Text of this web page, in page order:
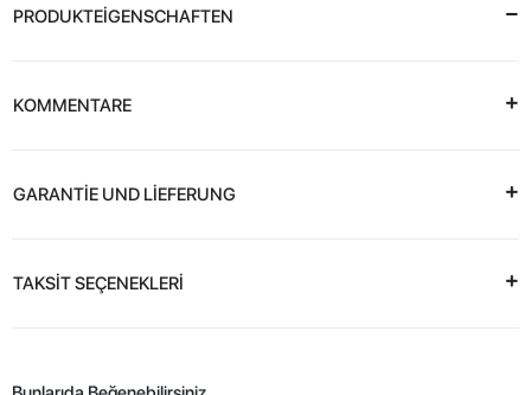
PRODUKTEİGENSCHAFTEN
KOMMENTARE
GARANTİE UND LİEFERUNG
TAKSİT SEÇENEKLERİ